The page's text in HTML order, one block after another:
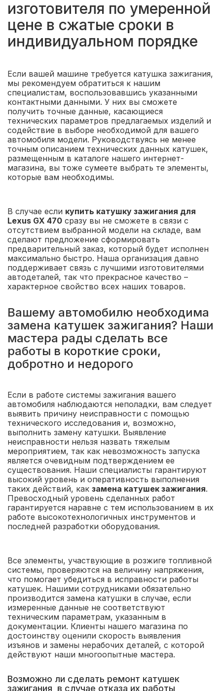
изготовителя по умеренной
цене в сжатые сроки в
индивидуальном порядке
Если вашей машине требуется катушка зажигания,
мы рекомендуем обратиться к нашим
специалистам, воспользовавшись указанными
контактными данными. У них вы сможете
получить точные данные, касающиеся
технических параметров предлагаемых изделий и
содействие в выборе необходимой для вашего
автомобиля модели. Руководствуясь не менее
точным описанием технических данных катушек,
размещенным в каталоге нашего интернет-
магазина, вы тоже сумеете выбрать те элементы,
которые вам необходимы.
В случае если купить катушку зажигания для
Lexus GX 470 сразу вы не сможете в связи с
отсутствием выбранной модели на складе, вам
сделают предложение сформировать
предварительный заказ, который будет исполнен
максимально быстро. Наша организация давно
поддерживает связь с лучшими изготовителями
автодеталей, так что прекрасное качество –
характерное свойство всех наших товаров.
Вашему автомобилю необходима
замена катушек зажигания? Наши
мастера рады сделать все
работы в короткие сроки,
добротно и недорого
Если в работе системы зажигания вашего
автомобиля наблюдаются неполадки, вам следует
выявить причину неисправности с помощью
технического исследования и, возможно,
выполнить замену катушки. Выявление
неисправности нельзя назвать тяжелым
мероприятием, так как невозможность запуска
является очевидным подтверждением ее
существования. Наши специалисты гарантируют
высокий уровень и оперативность выполнения
таких действий, как замена катушек зажигания.
Превосходный уровень сделанных работ
гарантируется наравне с тем использованием в их
работе высокотехнологичных инструментов и
последней разработки оборудования.
Все элементы, участвующие в розжиге топливной
системы, проверяются на величину напряжения,
что помогает убедиться в исправности работы
катушек. Нашими сотрудниками обязательно
производится замена катушки в случае, если
измеренные данные не соответствуют
техническим параметрам, указанным в
документации. Клиенты нашего магазина по
достоинству оценили скорость выявления
изъянов и замены нерабочих деталей, с которой
действуют наши многоопытные мастера.
Возможно ли сделать ремонт катушек
зажигания, в случае отказа их работы